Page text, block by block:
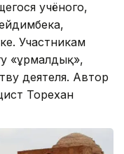
учёного,
Участникам
«Құрмалдық»,
деятеля. Автор
Торехан